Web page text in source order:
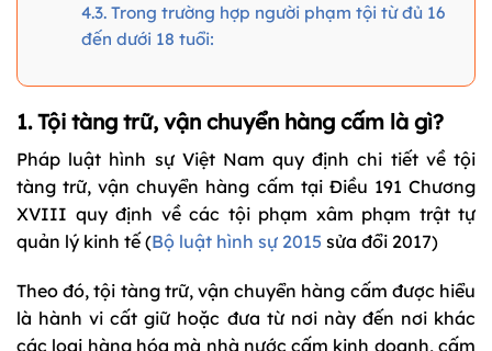
4.3. Trong trường hợp người phạm tội từ đủ 16
đến dưới 18 tuổi:
1. Tội tàng trữ, vận chuyển hàng cấm là gì?
Pháp luật hình sự Việt Nam quy định chi tiết về tội
tàng trữ, vận chuyển hàng cấm tại Điều 191 Chương
XVIII quy định về các tội phạm xâm phạm trật tự
quản lý kinh tế (Bộ luật hình sự 2015 sửa đổi 2017)
Theo đó, tội tàng trữ, vận chuyển hàng cấm được hiểu
là hành vi cất giữ hoặc đưa từ nơi này đến nơi khác
các loại hàng hóa mà nhà nước cấm kinh doanh, cấm